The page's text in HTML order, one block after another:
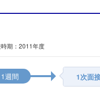
期：2011年度
1週間 1次面